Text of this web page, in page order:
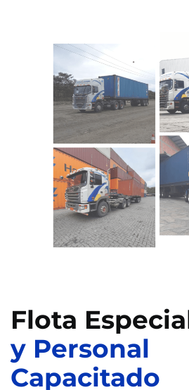
Flota
y Personal
Capacitado